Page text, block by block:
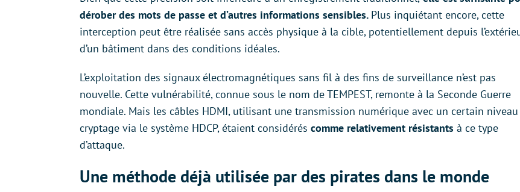
dérober des mots de passe et d’autres informations sensibles. Plus inquiétant encore, cette
interception peut être réalisée sans accès physique à la cible, potentiellement depuis
d’un bâtiment dans des conditions idéales.
L’exploitation des signaux électromagnétiques sans fil à des fins de surveillance n’est pas
nouvelle. Cette vulnérabilité, connue sous le nom de TEMPEST, remonte à la Seconde Guerre
mondiale. Mais les câbles HDMI, utilisant une transmission numérique avec un certain
cryptage via le système HDCP, étaient considérés comme relativement résistants à ce type
d’attaque.
Une méthode déjà utilisée par des pirates dans le monde